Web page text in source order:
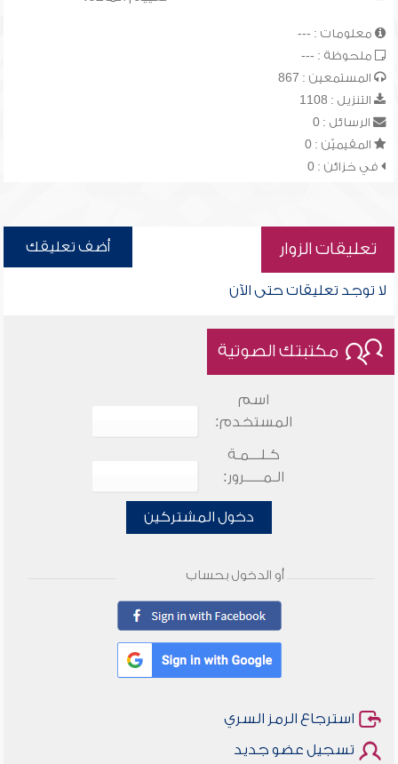
معلومات : ---
ملحوظة : ---
المستمعين : 867
التنزيل : 1108
الرسائل : 0
المقيميّن : 0
في خزائن : 0
تعليقات الزوار أضف تعليقك
لا توجد تعليقات حتى الآن
مكتبتك الصوتية
اسم
المستخدم:
كـلـــمـة
الـمـــــرور:
دخول المشتركين
أو الدخول بحساب
استرجاع الرمز السري
تسجيل عضو جديد